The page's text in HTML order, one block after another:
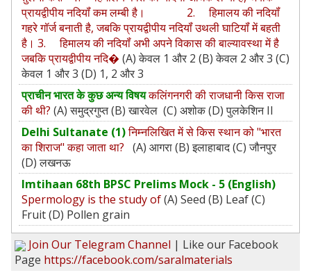
प्रायद्वीपीय नदियॉं कम लम्बी है। 2. हिमालय की नदियॉं
गहरे गॉर्ज बनाती है, जबकि प्रायद्वीपीय नदियॉं उथली घाटियॉं में बहती
है। 3. हिमालय की नदियॉं अभी अपने विकास की बाल्यावस्था में है
जबकि प्रायद्वीपीय नदि� (A) केवल 1 और 2 (B) केवल 2 और 3 (C)
केवल 1 और 3 (D) 1, 2 और 3
प्राचीन भारत के कुछ अन्य विषयकलिंगनगरी की राजधानी किस राजा
की थी? (A) समुद्रगुप्त (B) खारवेल (C) अशोक (D) पुलकेशिन II
Delhi Sultanate (1)निम्नलिखित में से किस स्थान को "भारत
का शिराज" कहा जाता था? (A) आगरा (B) इलाहाबाद (C) जौनपुर
(D) लखनऊ
Imtihaan 68th BPSC Prelims Mock - 5 (English)
Spermology is the study of(A) Seed (B) Leaf (C)
Fruit (D) Pollen grain
Join Our Telegram Channel | Like our Facebook
Page https://facebook.com/saralmaterials